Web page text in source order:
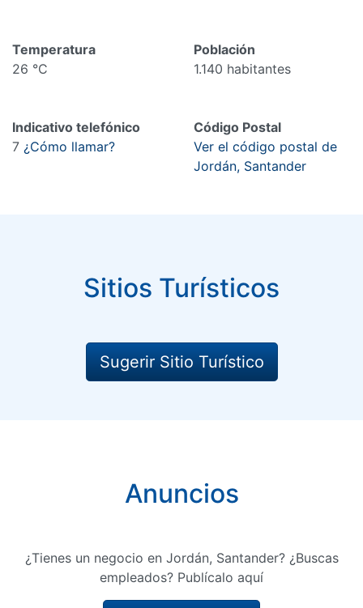
Temperatura
26 °C
Población
1.140 habitantes
Indicativo telefónico
7 ¿Cómo llamar?
Código Postal
Ver el código postal de
Jordán, Santander
Sitios Turísticos
Sugerir Sitio Turístico
Anuncios
¿Tienes un negocio en Jordán, Santander? ¿Buscas
empleados? Publícalo aquí